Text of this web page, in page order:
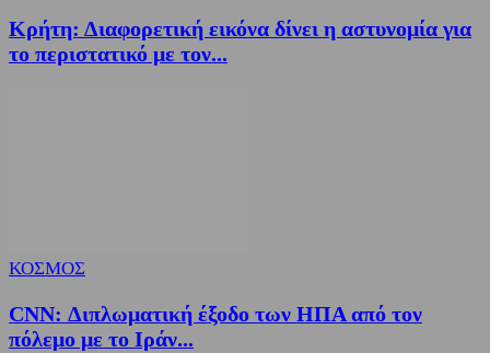
Κρήτη: Διαφορετική εικόνα δίνει η αστυνομία για
το περιστατικό με τον...
ΚΟΣΜΟΣ
CNN: Διπλωματική έξοδο των ΗΠΑ από τον
πόλεμο με το Ιράν...